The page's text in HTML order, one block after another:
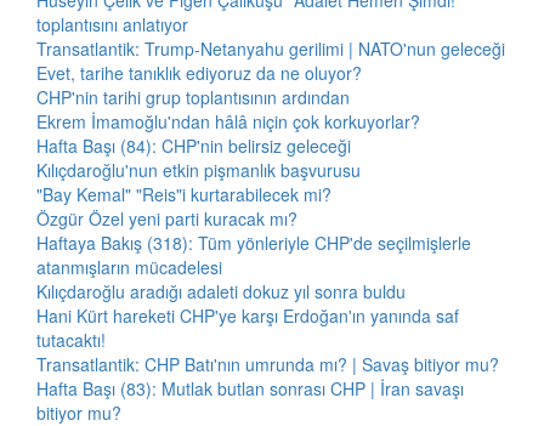
toplantısını anlatıyor
Transatlantik: Trump-Netanyahu gerilimi | NATO'nun geleceği
Evet, tarihe tanıklık ediyoruz da ne oluyor?
CHP'nin tarihi grup toplantısının ardından
Ekrem İmamoğlu'ndan hâlâ niçin çok korkuyorlar?
Hafta Başı (84): CHP'nin belirsiz geleceği
Kılıçdaroğlu'nun etkin pişmanlık başvurusu
"Bay Kemal" "Reis"i kurtarabilecek mi?
Özgür Özel yeni parti kuracak mı?
Haftaya Bakış (318): Tüm yönleriyle CHP'de seçilmişlerle
atanmışların mücadelesi
Kılıçdaroğlu aradığı adaleti dokuz yıl sonra buldu
Hani Kürt hareketi CHP'ye karşı Erdoğan'ın yanında saf
tutacaktı!
Transatlantik: CHP Batı'nın umrunda mı? | Savaş bitiyor mu?
Hafta Başı (83): Mutlak butlan sonrası CHP | İran savaşı
bitiyor mu?